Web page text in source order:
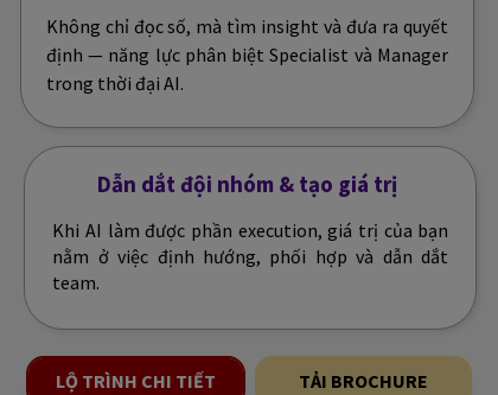
Không chỉ đọc số, mà tìm insight và đưa ra quyết
định — năng lực phân biệt Specialist và Manager
trong thời đại AI.
LỘ TRÌNH CHI TIẾT
Khi AI làm được phần execution, giá trị của bạn
nằm ở việc định hướng, phối hợp và dẫn dắt
team.
Dẫn dắt đội nhóm & tạo giá trị
TẢI BROCHURE